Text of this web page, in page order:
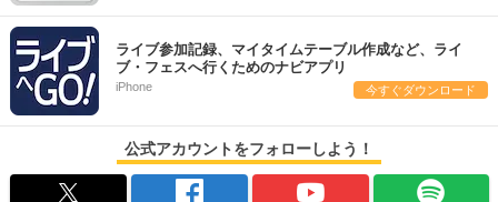
ライブ参加記録、マイタイムテーブル作成など、ライ
ブ・フェスへ行くためのナビアプリ
iPhone 今すぐダウンロード
公式アカウントをフォローしよう！